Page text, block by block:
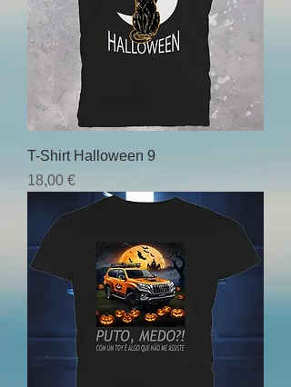
T-Shirt Halloween 9
Preço
18,00 €